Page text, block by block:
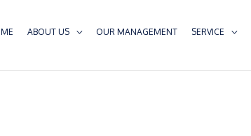
ABOUT US OUR MANAGEMENT SERVICE